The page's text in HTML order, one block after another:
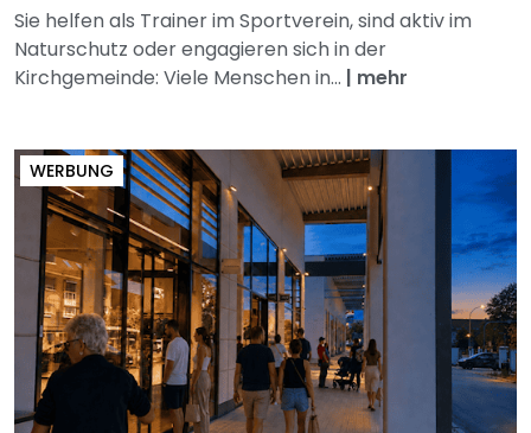
Sie helfen als Trainer im Sportverein, sind aktiv im
Naturschutz oder engagieren sich in der
Kirchgemeinde: Viele Menschen in... | mehr
WERBUNG